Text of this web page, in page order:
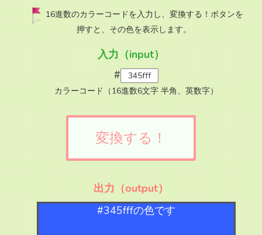
16進数のカラーコードを入力し、変換する！ボタンを
押すと、その色を表示します。
入力（input）
#
カラーコード（16進数6文字 半角、英数字）
変換する！
出力（output）
#345fffの色です